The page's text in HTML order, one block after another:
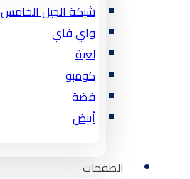
شبكة الجيل الخامس
واي فاي
لعبة
كومبو
فضة
أبيض
الصفحات